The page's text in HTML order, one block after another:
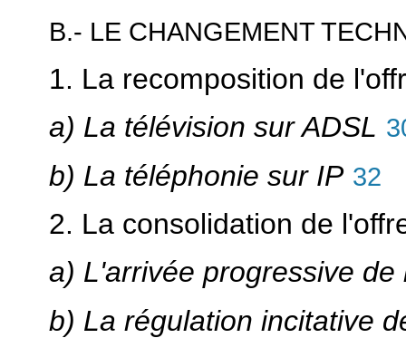
B.- LE CHANGEMENT
1. La recomposition de
a) La télévision sur ADSL
b) La téléphonie sur IP 32
2. La consolidation de
a) L'arrivée progressive de
b) La régulation incitative